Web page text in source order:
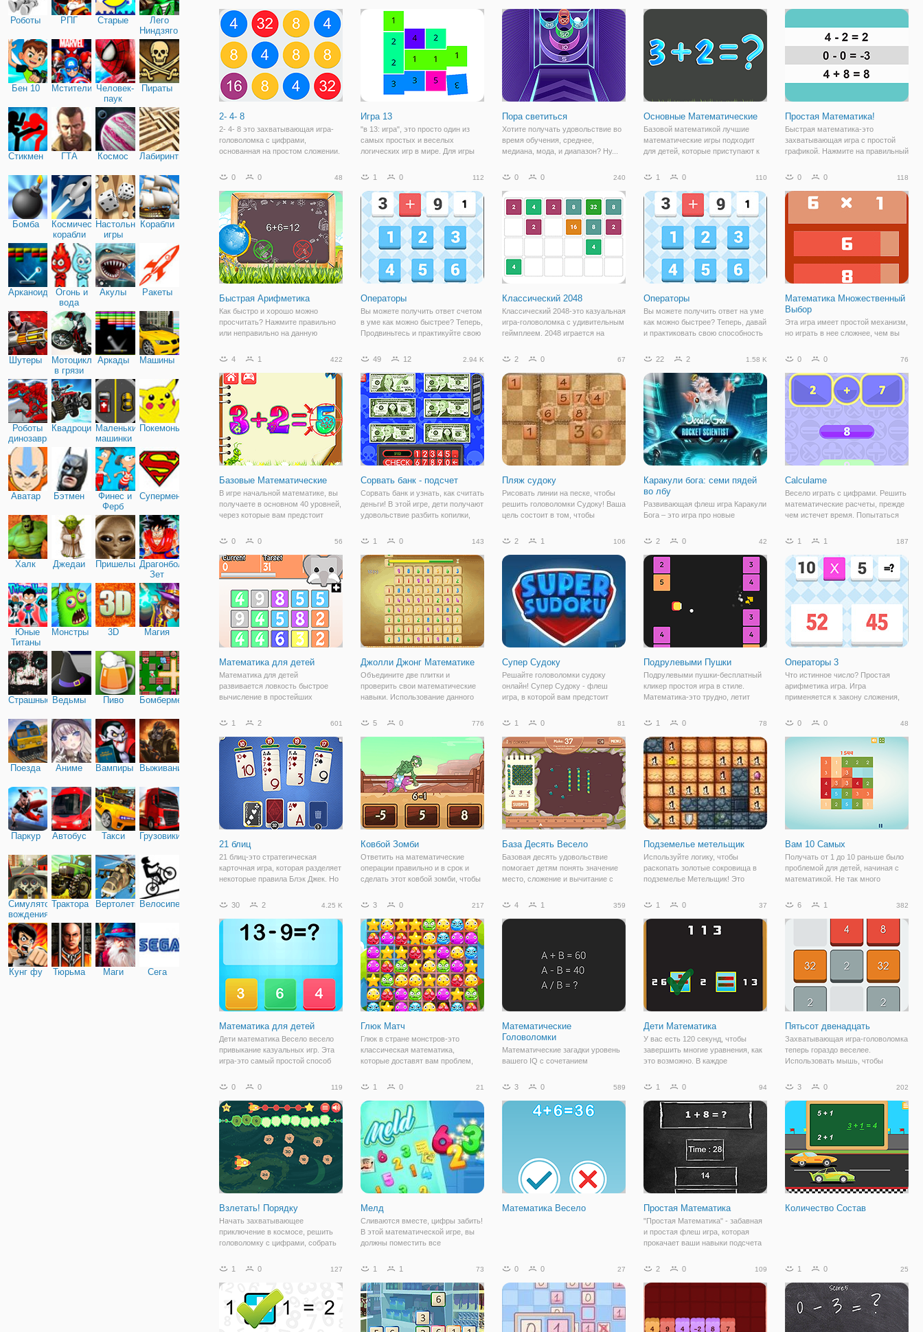
Роботы РПГ Старые
Лего
Ниндзяго
Бен 10 Мстители Человек-
паук
Пираты
Стикмен ГТА Космос Лабиринты
Бомба
Космические
корабли
Настольные
игры
Корабли
Арканоид
Огонь и
вода
Акулы Ракеты
Шутеры
Мотоциклы
в грязи
Аркады Машины
Роботы
динозавры
КвадроциклыМаленькие
машинки
Покемоны
Аватар Бэтмен
Финес и
Ферб
Супермен
Халк Джедаи ПришельцыДрагонболл
Зет
Юные
Титаны
Монстры 3D Магия
Страшные Ведьмы Пиво Бомбермен
Поезда Аниме Вампиры Выживание
Паркур Автобус Такси Грузовики
Симулятор
вождения
Трактора ВертолетыВелосипед
Кунг фу Тюрьма Маги Сега
делает математическую
операцию. Убедитесь, что собака
хорошо
варианта сложности. Вы можете
2- 4- 8
2- 4- 8 это захватывающая игра-
головоломка с цифрами,
основанная на простом сложении.
забавными играми с числами,
играми, логическими
головоломками, головоломками и
Игра 13
"в 13: игра", это просто один из
самых простых и веселых
логических игр в мире. Для игры
из коробок на борту, и все
сольется с ним в Форма те же +1
цифра.
Пора светиться
Хотите получать удовольствие во
время обучения, среднее,
медиана, мода, и диапазон? Ну...
могут играть в любимые аркадные
очки, а затем проанализировать
Основные Математические
Базовой математикой лучшие
математические игры подходит
для детей, которые приступают к
математики. В этой игре, они
вычитание и математические
символы, больше и меньше. Это
Простая Математика!
Быстрая математика-это
захватывающая игра с простой
графикой. Нажмите на правильный
это не так! Он принимает
чтобы освоить его! Постарайтесь
получить как можно
0 0 48
Быстрая Арифметика
Как быстро и хорошо можно
просчитать? Нажмите правильно
или неправильно на данную
1 0 112
Операторы
Вы можете получить ответ счетом
в уме как можно быстрее? Теперь,
Продвиньтесь и практикуйте свою
Обратный отсчет начался,
0 0 240
Классический 2048
Классический 2048-это казуальная
игра-головоломка с удивительным
геймплеем. 2048 играется на
пронумерованными плитками,
игрок перемещает их с помощью
четырех клавиш со
1 0 110
Операторы
Вы можете получить ответ на уме
как можно быстрее? Теперь, давай
и практиковать свою способность
Обратный отсчет начался, вы
0 0 118
Математика Множественный
Выбор
Эта игра имеет простой механизм,
но играть в нее сложнее, чем вы
уравнение (элементарная
ограниченное время, чтобы
выбрать правильный ответ на него
(есть 4
4 1 422
Базовые Математические
В игре начальной математике, вы
получаете в основном 40 уровней,
через которые вам предстоит
сложность игры увеличивается,
цифры приведены для расчета.
Либо вам
49 12 2.94 K
Сорвать банк - подсчет
Сорвать банк и узнать, как считать
деньги! В этой игре, дети получают
удовольствие разбить копилки,
Считать правильно деньги, чтобы
игра!
2 0 67
Пляж судоку
Рисовать линии на песке, чтобы
решить головоломки Судоку! Ваша
цель состоит в том, чтобы
столбцов с номерами от 1 до 9. Вы
цифру один раз в каждом разделе.
22 2 1.58 K
Каракули бога: семи пядей
во лбу
Развивающая флеш игра Каракули
Бога – это игра про новые
вы сможете отследить всю
до конца. Узнать, как был получен
огонь, как первые люди получали
0 0 76
Calculame
Весело играть с цифрами. Решить
математические расчеты, прежде
чем истечет время. Попытаться
времени иссякнут. Разблокировать
максимально возможный балл и
0 0 56
Математика для детей
Математика для детей
развивается ловкость быстрое
вычисление в простейших
занимательной игры дети и
дней, чтобы выполнить быстрый
расчет только с помощью
1 0 143
Джолли Джонг Математике
Объедините две плитки и
проверить свои математические
навыки. Использование данного
совместить две плитки, чтобы
(вверху слева).
2 1 106
Супер Судоку
Решайте головоломки судоку
онлайн! Супер Судоку - флеш
игра, в которой вам предстоит
помощью цифр 1-9 (по одной
нужно соблюдать правила. Нельзя
использовать
2 0 42
Подрулевыми Пушки
Подрулевыми пушки-бесплатный
кликер простоя игра в стиле.
Математика-это трудно, летит
тяжело и в Flappy пушки вы будете
эти трудно овладеть навыками и
1 1 187
Операторы 3
Что истинное число? Простая
арифметика игра. Игра
применяется к закону сложения,
установив количество вычислений
требованиям и вызовам.
Наслаждайтесь!
1 2 601
21 блиц
21 блиц-это стратегическая
карточная игра, которая разделяет
некоторые правила Блэк Джек. Но
развивающийся Блэк Джек цель
можно быстрее в 4 доступных
слота, а имея в
5 0 776
Ковбой Зомби
Ответить на математические
операции правильно и в срок и
сделать этот ковбой зомби, чтобы
животного вы выберете. Получить
большое умственных
способностей!
1 0 81
База Десять Весело
Базовая десять удовольствие
помогает детям понять значение
место, сложение и вычитание с
Дети могут выбрать режим игры в
сложности, а также выбрать место
1 0 78
Подземелье метельщик
Используйте логику, чтобы
раскопать золотые сокровища в
подземелье Метельщик! Это
стандартные правила Сапер.
представляют, сколько бомб
находится рядом. Вместо черных
0 0 48
Вам 10 Самых
Получать от 1 до 10 раньше было
проблемой для детей, начиная с
математикой. Не так много
10 и выше может быть реальная
весело играть, это число
30 2 4.25 K
Математика для детей
Дети математика Весело весело
привыкание казуальных игр. Эта
игра-это самый простой способ
Наслаждайтесь миром
удовольствием.
3 0 217
Глюк Матч
Глюк в стране монстров-это
классическая математика,
которые доставят вам проблем,
этом приключении вас будет
некоторых помощников, которые
облегчат ваш путь, но все
4 1 359
Математические
Головоломки
Математические загадки уровень
вашего IQ с сочетанием
Испытайте себя с различными
растянуть пределы вашего
разума. Игры готовятся к тест на
1 0 37
Дети Математика
У вас есть 120 секунд, чтобы
завершить многие уравнения, как
это возможно. В каждое
арифметические отсутствует, а вы
основе чисел и ответ и полное
уравнение. Когда ваш
6 1 382
Пятьсот двенадцать
Захватывающая игра-головоломка
теперь гораздо веселее.
Использовать мышь, чтобы
0
0 119
Взлетать! Порядку
Начать захватывающее
приключение в космосе, решить
головоломку с цифрами, собрать
так, чтобы ваш корабль летит
1 0 21
Мелд
Сливаются вместе, цифры забить!
В этой математической игре, вы
должны поместить все
строке или столбце. Когда три или
согласованы, они сольются в одну
более высокую
3 0 589
Математика Весело
1 0 94
Простая Математика
"Простая Математика" - забавная
и простая флеш игра, которая
прокачает ваши навыки подсчета
знаете математику? Тогда давайте
пройти. Игра довольно простая,
3 0 202
Количество Состав
1 0 127 1 1 73 0 0 27 2 0 109 1 0 25